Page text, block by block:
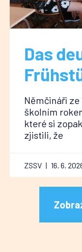
Das
Němčináři
školním
které si
zjistili, že
ZSSV 16. 6.